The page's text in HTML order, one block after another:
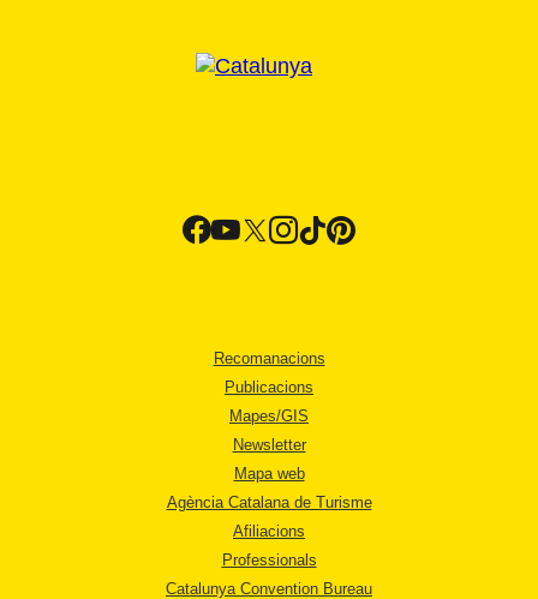
Recomanacions
Publicacions
Mapes/GIS
Newsletter
Mapa web
Agència Catalana de Turisme
Afiliacions
Professionals
Catalunya Convention Bureau